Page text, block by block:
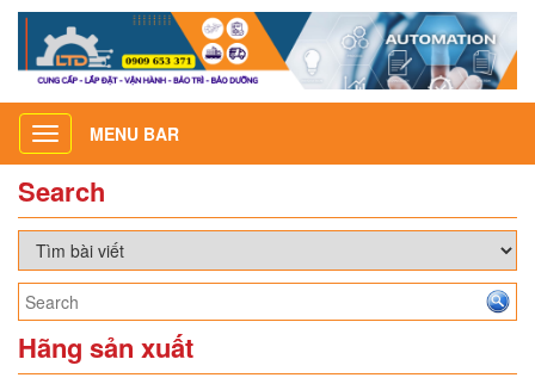
Toggle
navigation
MENU BAR
Search
Hãng sản xuất